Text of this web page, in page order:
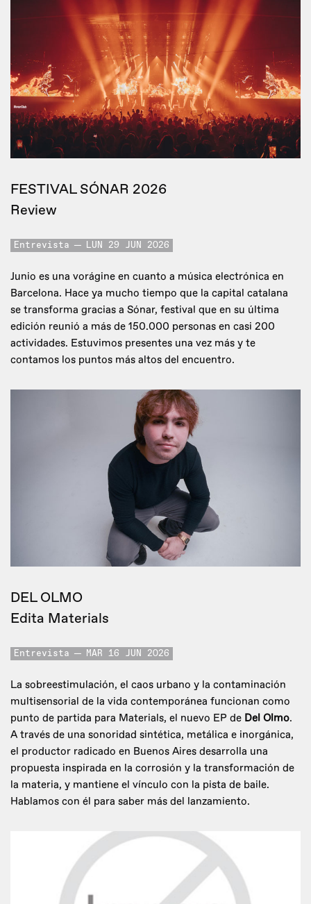
FESTIVAL SÓNAR 2026
Review
Entrevista LUN 29 JUN 2026
Junio es una vorágine en cuanto a música electrónica en
Barcelona. Hace ya mucho tiempo que la capital catalana
se transforma gracias a Sónar, festival que en su última
edición reunió a más de 150.000 personas en casi 200
actividades. Estuvimos presentes una vez más y te
contamos los puntos más altos del encuentro.
DEL OLMO
Edita Materials
Entrevista MAR 16 JUN 2026
La sobreestimulación, el caos urbano y la contaminación
multisensorial de la vida contemporánea funcionan como
punto de partida para Materials, el nuevo EP de Del Olmo.
A través de una sonoridad sintética, metálica e inorgánica,
el productor radicado en Buenos Aires desarrolla una
propuesta inspirada en la corrosión y la transformación de
la materia, y mantiene el vínculo con la pista de baile.
Hablamos con él para saber más del lanzamiento.